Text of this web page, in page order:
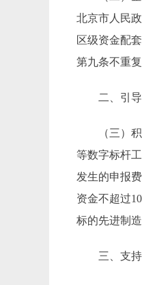
北京市人民
区级资金配
第九条不重复
二、引
（三）
等数字标杆
发生的申报
资金不超过10
标的先进制
三、支